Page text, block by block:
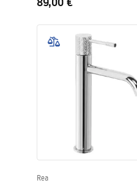
Rea